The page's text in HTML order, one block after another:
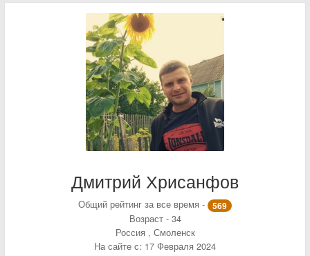
Дмитрий Хрисанфов
Общий рейтинг за все время -
569
Возраст - 34
Россия , Смоленск
На сайте с: 17 Февраля 2024